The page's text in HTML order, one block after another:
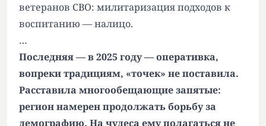
ветеранов СВО: милитаризация подходов к
воспитанию — налицо.
…
Последняя — в 2025 году — оперативка,
вопреки традициям, «точек» не поставила.
Расставила многообещающие запятые:
регион намерен продолжать борьбу за
демографию. На чудеса ему полагаться не